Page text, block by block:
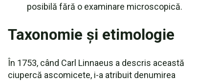
posibilă fără o examinare microscopică.
Taxonomie și etimologie
În 1753, când Carl Linnaeus a descris această
ciupercă ascomicete, i-a atribuit denumirea